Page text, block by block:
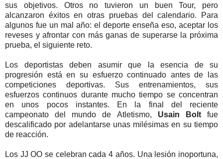
sus objetivos. Otros no tuvieron un buen Tour, pero
alcanzaron éxitos en otras pruebas del calendario. Para
algunos fue un mal año: el deporte enseña eso, aceptar los
reveses y afrontar con más ganas de superarse la próxima
prueba, el siguiente reto.
Los deportistas deben asumir que la esencia de su
progresión está en su esfuerzo continuado antes de las
competiciones deportivas. Sus entrenamientos, sus
esfuerzos continuos durante mucho tiempo se concentran
en unos pocos instantes. En la final del reciente
campeonato del mundo de Atletismo, Usain Boltfue
descalificado por adelantarse unas milésimas en su tiempo
de reacción.
Los JJ OO se celebran cada 4 años. Una lesión inoportuna,